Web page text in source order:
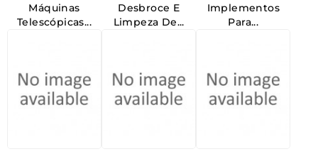
Máquinas
Telescópicas...
Desbroce E
Limpeza De...
Implementos
Para...